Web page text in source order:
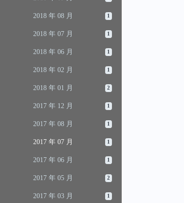
2018 年 08 月 1
2018 年 07 月 1
2018 年 06 月 1
2018 年 02 月 1
2018 年 01 月 2
2017 年 12 月 1
2017 年 08 月 1
2017 年 07 月 1
2017 年 06 月 1
2017 年 05 月 2
2017 年 03 月 1